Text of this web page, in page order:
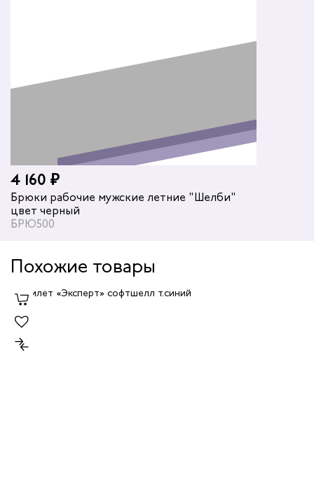
4 160 ₽
Брюки рабочие мужские летние "Шелби"
цвет черный
БРЮ500
Похожие товары